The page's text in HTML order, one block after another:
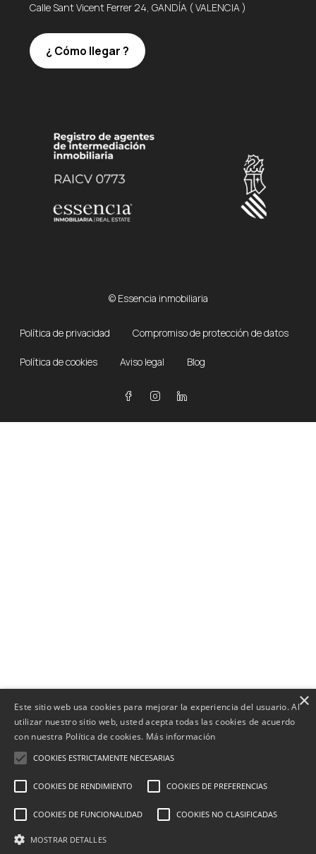
Calle Sant Vicent Ferrer 24, GANDÍA ( VALENCIA )
¿ Cómo llegar ?
© Essencia inmobiliaria
Política de privacidad Compromiso de protección de datos
Política de cookies Aviso legal Blog
×
Este sitio web usa cookies para mejorar la experiencia del usuario. Al
utilizar nuestro sitio web, usted acepta todas las cookies de acuerdo
con nuestra Política de cookies. Más información
COOKIES ESTRICTAMENTE NECESARIAS
COOKIES DE RENDIMIENTO COOKIES DE PREFERENCIAS
COOKIES DE FUNCIONALIDAD COOKIES NO CLASIFICADAS
MOSTRAR DETALLES